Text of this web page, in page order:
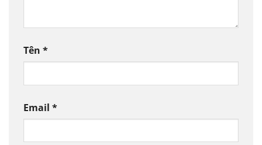
Tên *
Email *